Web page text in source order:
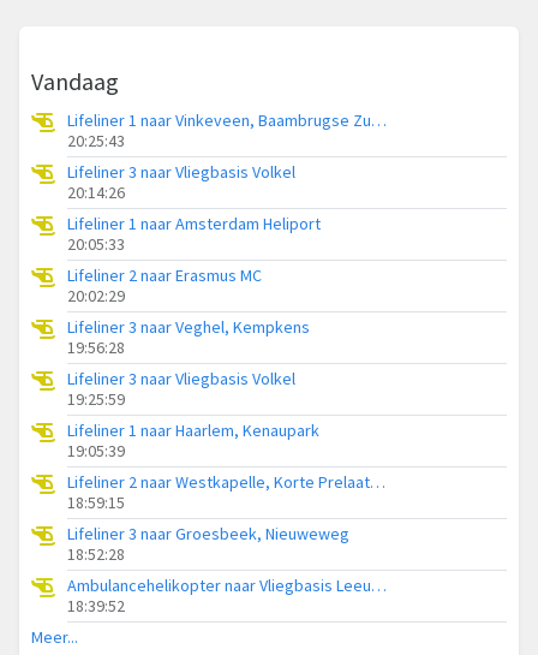
Vandaag
Lifeliner 1 naar Vinkeveen, Baambrugse Zuwe
20:25:43
Lifeliner 3 naar Vliegbasis Volkel
20:14:26
Lifeliner 1 naar Amsterdam Heliport
20:05:33
Lifeliner 2 naar Erasmus MC
20:02:29
Lifeliner 3 naar Veghel, Kempkens
19:56:28
Lifeliner 3 naar Vliegbasis Volkel
19:25:59
Lifeliner 1 naar Haarlem, Kenaupark
19:05:39
Lifeliner 2 naar Westkapelle, Korte Prelaatweg
18:59:15
Lifeliner 3 naar Groesbeek, Nieuweweg
18:52:28
Ambulancehelikopter naar Vliegbasis Leeuwarden
18:39:52
Meer...